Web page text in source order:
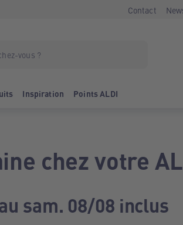
Contact
Inspiration Points ALDI
chez votre
sam. 08/08 inclus